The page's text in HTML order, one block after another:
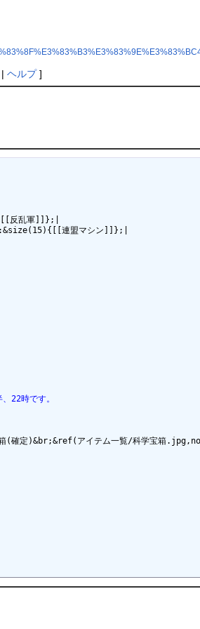
ヘルプ]
反乱軍]]};|
連盟マシン]]};|
22時です。
(確定)&br;&ref(アイテム一覧/科学宝